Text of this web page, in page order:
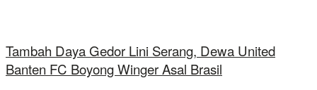
Tambah Daya Gedor Lini Serang, Dewa United
Banten FC Boyong Winger Asal Brasil